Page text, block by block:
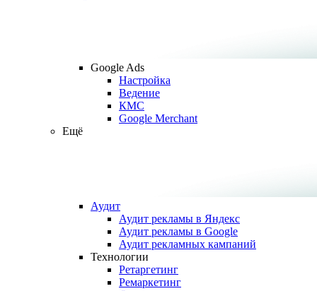
Google Ads
Настройка
Ведение
КМС
Google Merchant
Ещё
Аудит
Аудит рекламы в Яндекс
Аудит рекламы в Google
Аудит рекламных кампаний
Технологии
Ретаргетинг
Ремаркетинг